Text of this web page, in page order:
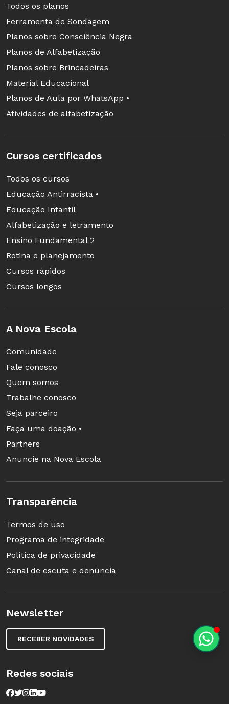
Todos os planos
Ferramenta de Sondagem
Planos sobre Consciência Negra
Planos de Alfabetização
Planos sobre Brincadeiras
Material Educacional
Planos de Aula por WhatsApp •
Atividades de alfabetização
Cursos certificados
Todos os cursos
Educação Antirracista •
Educação Infantil
Alfabetização e letramento
Ensino Fundamental 2
Rotina e planejamento
Cursos rápidos
Cursos longos
A Nova Escola
Comunidade
Fale conosco
Quem somos
Trabalhe conosco
Seja parceiro
Faça uma doação •
Partners
Anuncie na Nova Escola
Transparência
Termos de uso
Programa de integridade
Política de privacidade
Canal de escuta e denúncia
Newsletter
RECEBER NOVIDADES
Redes sociais